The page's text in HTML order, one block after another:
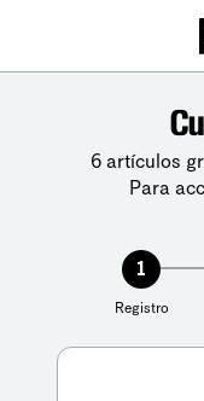
6 artículos
Para
1
Registro